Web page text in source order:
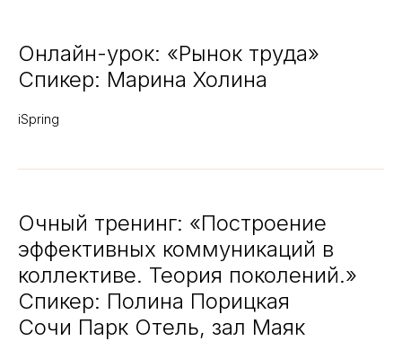
Онлайн-урок: «Рынок труда»
Спикер: Марина Холина
iSpring
Очный тренинг: «Построение
эффективных коммуникаций в
коллективе. Теория поколений.»
Спикер: Полина Порицкая
Сочи Парк Отель, зал Маяк